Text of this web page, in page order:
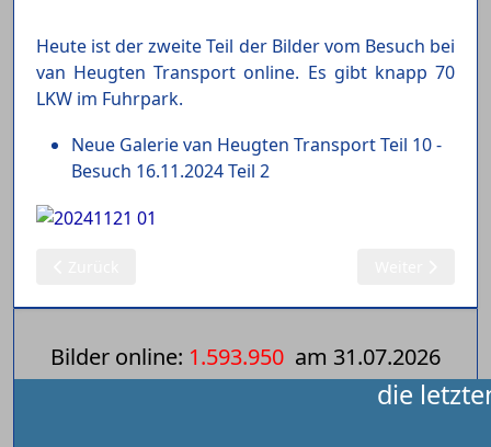
Heute ist der zweite Teil der Bilder vom Besuch bei
van Heugten Transport online. Es gibt knapp 70
LKW im Fuhrpark.
Neue Galerie van Heugten Transport Teil 10 -
Besuch 16.11.2024 Teil 2
Bilder online: 1.593.950 am 31.07.2026
die